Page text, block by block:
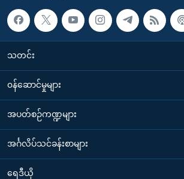
သတင်း
၀န်ဆောင်မှုများ
အပတ်စဉ်ကဏ္ဍများ
အင်္ဂလိပ်သင်ခန်းစာများ
ရေဒီယို